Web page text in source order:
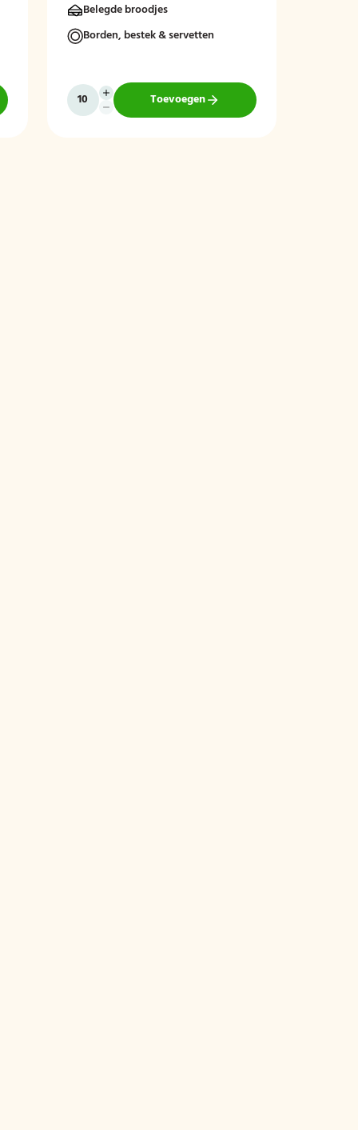
complete en toegankelijke lunch voor
ieder moment van de dag.
Belegde broodjes
Borden, bestek & servetten
Toevoegen